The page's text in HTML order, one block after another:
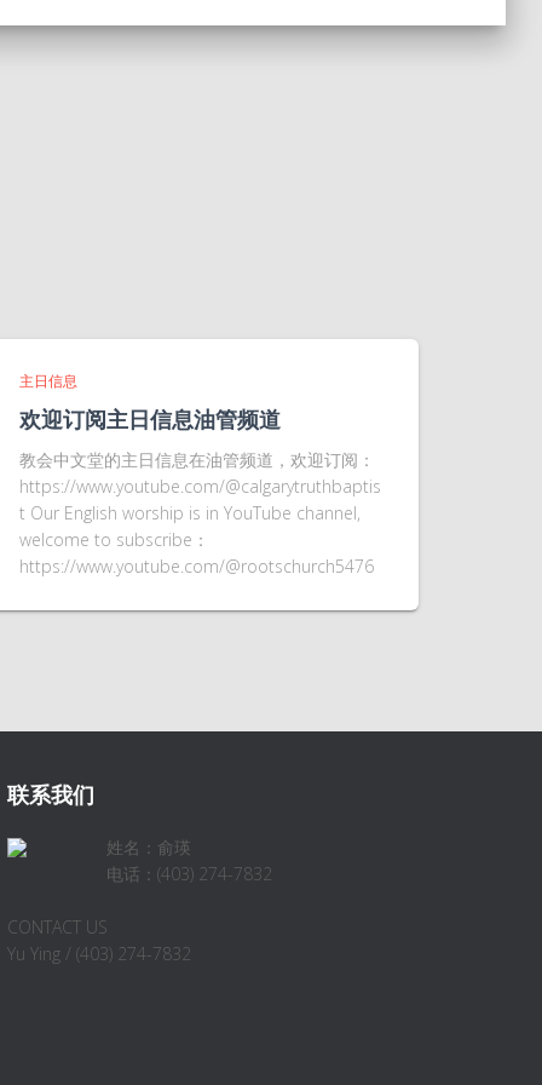
主日信息
欢迎订阅主日信息油管频道
教会中文堂的主日信息在油管频道，欢迎订阅：
https://www.youtube.com/@calgarytruthbaptis
t Our English worship is in YouTube channel,
welcome to subscribe：
https://www.youtube.com/@rootschurch5476
联系我们
姓名：俞瑛
电话：(403) 274-7832
CONTACT US
Yu Ying / (403) 274-7832